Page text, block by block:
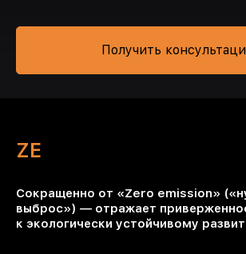
Получить
ZE
Сокращенно от «Zero emission»
выброс») — отражает
к экологически устойчивому